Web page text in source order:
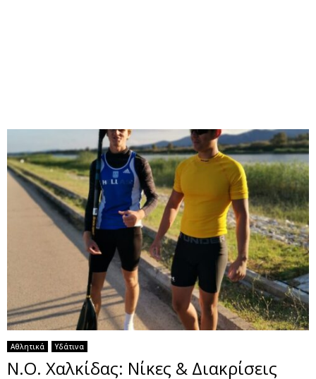
U
Αθλητικά Υδάτινα
Ν.Ο. Χαλκίδας: Νίκες & Διακρίσεις